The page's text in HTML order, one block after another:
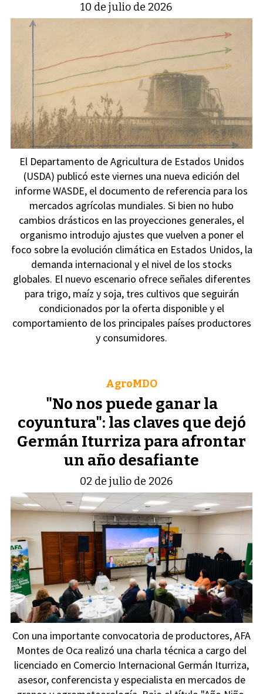
10 de julio de 2026
El Departamento de Agricultura de Estados Unidos
(USDA) publicó este viernes una nueva edición del
informe WASDE, el documento de referencia para los
mercados agrícolas mundiales. Si bien no hubo
cambios drásticos en las proyecciones generales, el
organismo introdujo ajustes que vuelven a poner el
foco sobre la evolución climática en Estados Unidos, la
demanda internacional y el nivel de los stocks
globales. El nuevo escenario ofrece señales diferentes
para trigo, maíz y soja, tres cultivos que seguirán
condicionados por la oferta disponible y el
comportamiento de los principales países productores
y consumidores.
"No nos puede ganar la
coyuntura": las claves que dejó
Germán Iturriza para afrontar
un año desafiante
AgroMDO
02 de julio de 2026
Con una importante convocatoria de productores, AFA
Montes de Oca realizó una charla técnica a cargo del
licenciado en Comercio Internacional Germán Iturriza,
asesor, conferencista y especialista en mercados de